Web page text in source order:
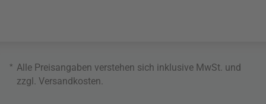
* Alle Preisangaben verstehen sich inklusive MwSt. und
zzgl. Versandkosten.